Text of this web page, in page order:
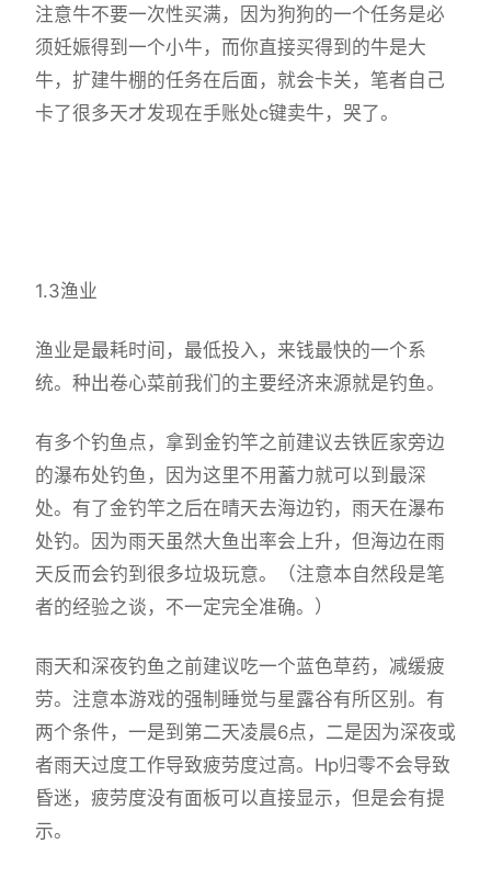
注意牛不要一次性买满，因为狗狗的一个任务是必
须妊娠得到一个小牛，而你直接买得到的牛是大
牛，扩建牛棚的任务在后面，就会卡关，笔者自己
卡了很多天才发现在手账处c键卖牛，哭了。
1.3渔业
渔业是最耗时间，最低投入，来钱最快的一个系
统。种出卷心菜前我们的主要经济来源就是钓鱼。
有多个钓鱼点，拿到金钓竿之前建议去铁匠家旁边
的瀑布处钓鱼，因为这里不用蓄力就可以到最深
处。有了金钓竿之后在晴天去海边钓，雨天在瀑布
处钓。因为雨天虽然大鱼出率会上升，但海边在雨
天反而会钓到很多垃圾玩意。（注意本自然段是笔
者的经验之谈，不一定完全准确。）
雨天和深夜钓鱼之前建议吃一个蓝色草药，减缓疲
劳。注意本游戏的强制睡觉与星露谷有所区别。有
两个条件，一是到第二天凌晨6点，二是因为深夜或
者雨天过度工作导致疲劳度过高。Hp归零不会导致
昏迷，疲劳度没有面板可以直接显示，但是会有提
示。